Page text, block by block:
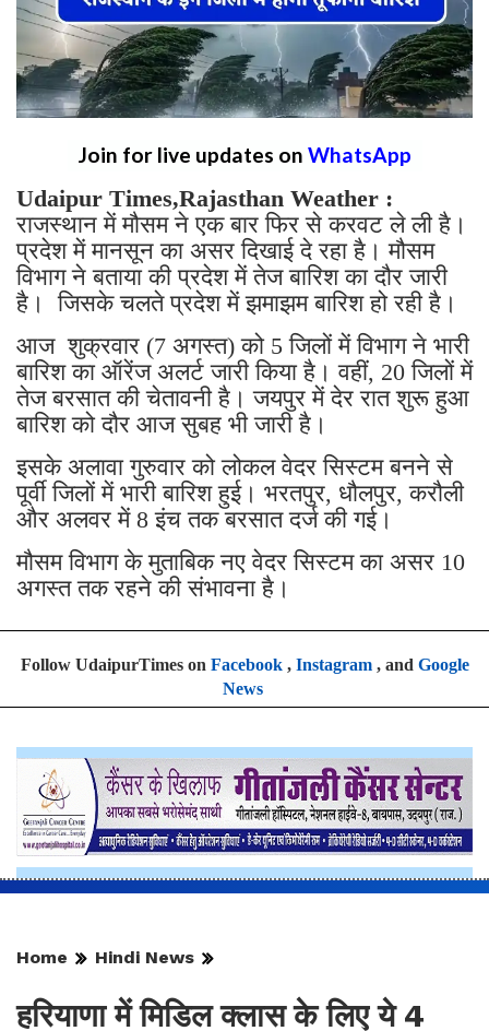
Join for live updates on WhatsApp
Udaipur Times,Rajasthan Weather :
राजस्थान में मौसम ने एक बार फिर से करवट ले ली है।
प्रदेश में मानसून का असर दिखाई दे रहा है। मौसम
विभाग ने बताया की प्रदेश में तेज बारिश का दौर जारी
है। जिसके चलते प्रदेश में झमाझम बारिश हो रही है।
आज शुक्रवार (7 अगस्त) को 5 जिलों में विभाग ने भारी
बारिश का ऑरेंज अलर्ट जारी किया है। वहीं, 20 जिलों में
तेज बरसात की चेतावनी है। जयपुर में देर रात शुरू हुआ
बारिश को दौर आज सुबह भी जारी है।
इसके अलावा गुरुवार को लोकल वेदर सिस्टम बनने से
पूर्वी जिलों में भारी बारिश हुई। भरतपुर, धौलपुर, करौली
और अलवर में 8 इंच तक बरसात दर्ज की गई।
मौसम विभाग के मुताबिक नए वेदर सिस्टम का असर 10
अगस्त तक रहने की संभावना है।
Follow UdaipurTimes on Facebook, Instagram, and Google
News
Home Hindi News
हरियाणा में मिडिल क्लास के लिए ये 4